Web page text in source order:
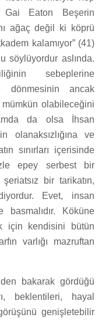
Gai Eaton Beşerin
ağaç değil ki köprü
kalamıyor” (41)
söylüyordur aslında.
sebeplerine
dönmesinin ancak
mümkün olabileceğini
da olsa İhsan
olanaksızlığına ve
sınırları içerisinde
epey serbest bir
bir tarikatın,
Evet, insan
basmalıdır. Köküne
için kendisini bütün
varlığı mazruftan
bakarak gördüğü
beklentileri, hayal
genişletebilir